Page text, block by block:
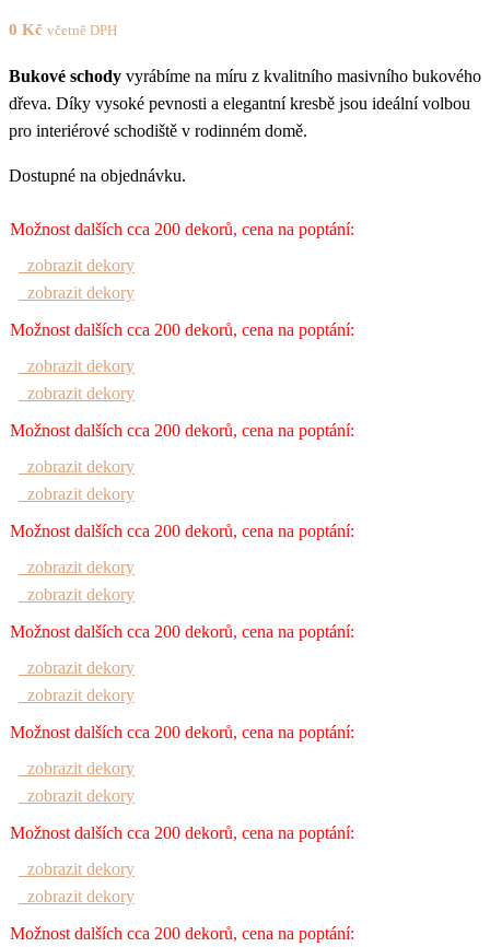
0 Kč včetně DPH
Bukové schody vyrábíme na míru z kvalitního masivního bukového
dřeva. Díky vysoké pevnosti a elegantní kresbě jsou ideální volbou
pro interiérové schodiště v rodinném domě.
Dostupné na objednávku.
Možnost dalších cca 200 dekorů, cena na poptání:
zobrazit dekory
zobrazit dekory
Možnost dalších cca 200 dekorů, cena na poptání:
zobrazit dekory
zobrazit dekory
Možnost dalších cca 200 dekorů, cena na poptání:
zobrazit dekory
zobrazit dekory
Možnost dalších cca 200 dekorů, cena na poptání:
zobrazit dekory
zobrazit dekory
Možnost dalších cca 200 dekorů, cena na poptání:
zobrazit dekory
zobrazit dekory
Možnost dalších cca 200 dekorů, cena na poptání:
zobrazit dekory
zobrazit dekory
Možnost dalších cca 200 dekorů, cena na poptání:
zobrazit dekory
zobrazit dekory
Možnost dalších cca 200 dekorů, cena na poptání: